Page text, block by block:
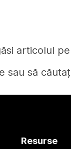
articolul
sau să
Resurse